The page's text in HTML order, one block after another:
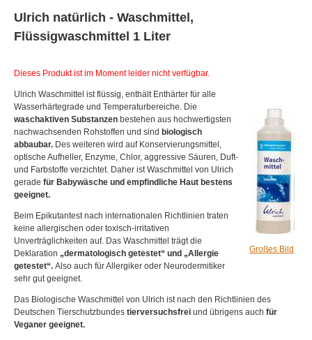
Ulrich natürlich - Waschmittel,
Flüssigwaschmittel 1 Liter
Dieses Produkt ist im Moment leider nicht verfügbar.
Großes Bild
Ulrich Waschmittel ist flüssig, enthält Enthärter für alle
Wasserhärtegrade und Temperaturbereiche. Die
waschaktiven Substanzen bestehen aus hochwertigsten
nachwachsenden Rohstoffen und sind biologisch
abbaubar. Des weiteren wird auf Konservierungsmittel,
optische Aufheller, Enzyme, Chlor, aggressive Säuren, Duft-
und Farbstoffe verzichtet. Daher ist Waschmittel von Ulrich
gerade für Babywäsche und empfindliche Haut bestens
geeignet.
Beim Epikutantest nach internationalen Richtlinien traten
keine allergischen oder toxisch-irritativen
Unverträglichkeiten auf. Das Waschmittel trägt die
Deklaration „dermatologisch getestet“ und „Allergie
getestet“. Also auch für Allergiker oder Neurodermitiker
sehr gut geeignet.
Das Biologische Waschmittel von Ulrich ist nach den Richtlinien des
Deutschen Tierschutzbundes tierversuchsfrei und übrigens auch für
Veganer geeignet.